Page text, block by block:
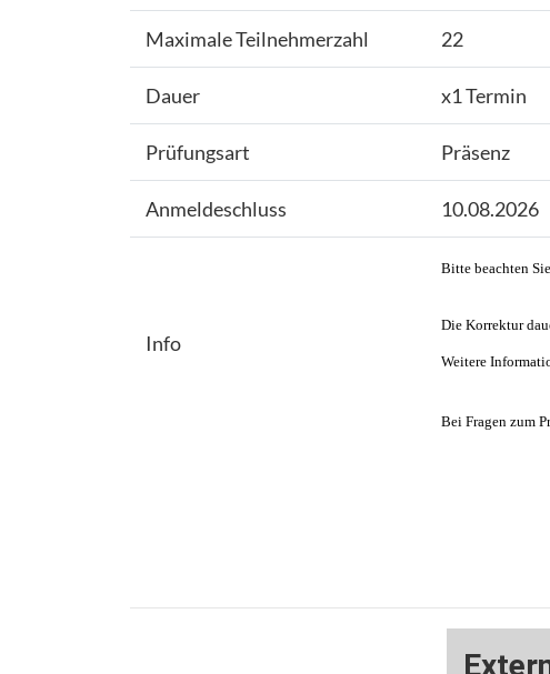
Maximale Teilnehmerzahl 22
Dauer x1 Termin
Prüfungsart Präsenz
Anmeldeschluss 10.08.2026
Info
Bitte beachten
Die Korrektur
Weitere
Bei Fragen zum